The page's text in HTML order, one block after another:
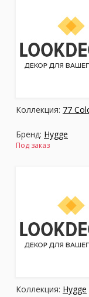
Коллекция: 77
Бренд: Hygge
Под заказ
Коллекция: Hygge